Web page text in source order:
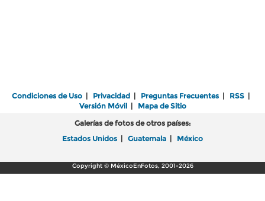
Condiciones de Uso | Privacidad | Preguntas Frecuentes | RSS |
Versión Móvil| Mapa de Sitio
Galerías de fotos de otros países:
Estados Unidos | Guatemala | México
Copyright © MéxicoEnFotos, 2001-2026